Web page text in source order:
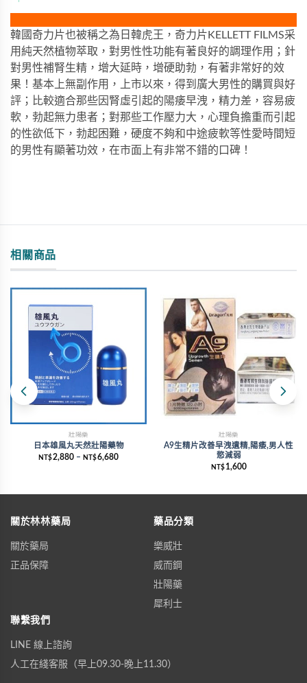
韓國奇力片也被稱之為日韓虎王，奇力片KELLETT FILMS采
用純天然植物萃取，對男性性功能有著良好的調理作用；針
對男性補腎生精，增大延時，增硬助勃，有著非常好的效
果！基本上無副作用，上市以來，得到廣大男性的購買與好
評；比較適合那些因腎虛引起的陽痿早洩，精力差，容易疲
軟，勃起無力患者；對那些工作壓力大，心理負擔重而引起
的性欲低下，勃起困難，硬度不夠和中途疲軟等性愛時間短
的男性有顯著功效，在市面上有非常不錯的口碑！
相關商品
壯陽藥
日本雄風丸天然壯陽藥物
NT$2,880 – NT$6,680
壯陽藥
A9生精片改善早洩遺精,陽痿,男人性
慾減弱
NT$ 1,600
關於林林藥局
關於藥局
正品保障
藥品分類
樂威壯
威而鋼
壯陽藥
犀利士
聯繫我們
LINE 線上諮詢
人工在綫客服（早上09.30-晚上11.30）